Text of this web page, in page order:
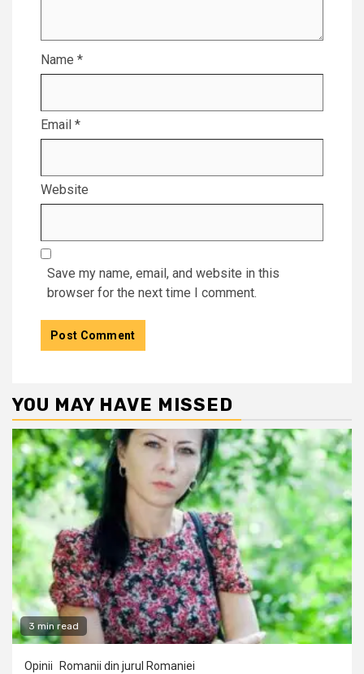
Name *
Email *
Website
Save my name, email, and website in this
browser for the next time I comment.
YOU MAY HAVE MISSED
3 min read
Opinii Romanii din jurul Romaniei